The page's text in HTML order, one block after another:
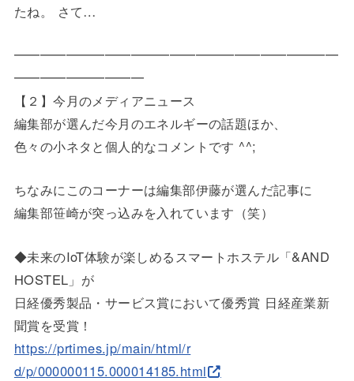
たね。 さて…
━━━━━━━━━━━━━━━━━━━━━━━━━
━━━━━━━━━━
【２】今月のメディアニュース
編集部が選んだ今月のエネルギーの話題ほか、
色々の小ネタと個人的なコメントです ^^;
ちなみにこのコーナーは編集部伊藤が選んだ記事に
編集部笹崎が突っ込みを入れています（笑）
◆未来のIoT体験が楽しめるスマートホステル「&AND
HOSTEL」が
日経優秀製品・サービス賞において優秀賞 日経産業新
聞賞を受賞！
https://prtimes.jp/main/html/r
d/p/000000115.000014185.html